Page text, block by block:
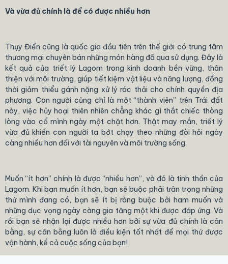
Và vừa đủ chính là để có được nhiều hơn
Thụy Điển cũng là quốc gia đầu tiên trên thế giới có trung tâm
thương mại chuyên bán những món hàng đã qua sử dụng. Đây là
kết quả của triết lý Lagom trong kinh doanh bền vững, thân
thiện với môi trường, giúp tiết kiệm vật liệu và năng lượng, đồng
thời giảm thiểu gánh nặng xử lý rác thải cho chính quyền địa
phương. Con người cũng chỉ là một “thành viên” trên Trái đất
này, việc hủy hoại thiên nhiên chẳng khác gì thắt chiếc thòng
lòng vào cổ mình ngày một chặt hơn. Thật may mắn, triết lý
vừa đủ khiến con người ta bớt chạy theo những đòi hỏi ngày
càng nhiều hơn đối với tài nguyên và môi trường sống.
Muốn “ít hơn” chính là được “nhiều hơn”, và đó là tinh thần của
Lagom. Khi bạn muốn ít hơn, bạn sẽ buộc phải trân trọng những
thứ mình đang có, bạn sẽ ít bị ràng buộc bởi ham muốn và
những dục vọng ngày càng gia tăng một khi được đáp ứng. Và
rồi bạn sẽ nhận lại được nhiều hơn bởi sự vừa đủ chính là cân
bằng, sự cân bằng luôn là điều kiện tốt nhất để mọi thứ được
vận hành, kể cả cuộc sống của bạn!